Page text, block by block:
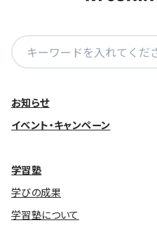
ョ
ン
検
索:
お知らせ
イベント・キャンペーン
学習塾
学びの成果
学習塾について